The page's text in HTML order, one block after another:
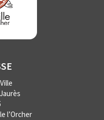
l’Orcher